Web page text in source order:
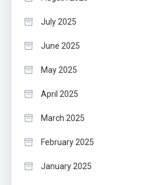
July 2025
June 2025
May 2025
April 2025
March 2025
February 2025
January 2025